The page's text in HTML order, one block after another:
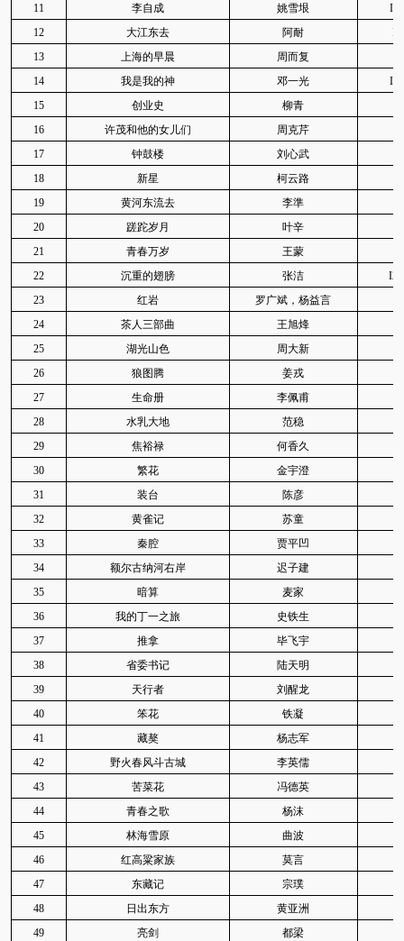
11
李自成 姚雪垠
12
大江东去 阿耐
13
上海的早晨 周而复
14
我是我的神 邓一光
15
创业史 柳青
16
许茂和他的女儿们 周克芹
17
钟鼓楼 刘心武
18
新星 柯云路
19
黄河东流去 李準
20
蹉跎岁月 叶辛
21
青春万岁 王蒙
22
沉重的翅膀 张洁
23
红岩 罗广斌，杨益言
24
茶人三部曲 王旭烽
25
湖光山色 周大新
26
狼图腾 姜戎
27
生命册 李佩甫
28
水乳大地 范稳
29
焦裕禄 何香久
30
繁花 金宇澄
31
装台 陈彦
32
黄雀记 苏童
33
秦腔 贾平凹
34
额尔古纳河右岸 迟子建
35
暗算 麦家
36
我的丁一之旅 史铁生
37
推拿 毕飞宇
38
省委书记 陆天明
39
天行者 刘醒龙
40
笨花 铁凝
41
藏獒 杨志军
42
野火春风斗古城 李英儒
43
苦菜花 冯德英
44
青春之歌 杨沫
45
林海雪原 曲波
46
红高粱家族 莫言
47
东藏记 宗璞
48
日出东方 黄亚洲
49
亮剑 都梁